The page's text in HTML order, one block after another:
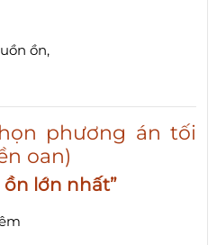
ồn,
phương án tối
oan)
ồn lớn nhất”